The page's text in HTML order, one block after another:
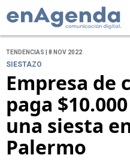
TENDENCIAS | 8 NOV 2022
SIESTAZO
Empresa de
paga
una siesta
Palermo